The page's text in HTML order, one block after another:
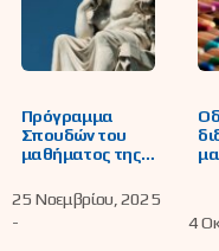
Πρόγραμμα
Σπουδών του
μαθήματος της
Γυμνάσιο και για
το Λύκειο
25 Νοεμβρίου, 2025
-
4